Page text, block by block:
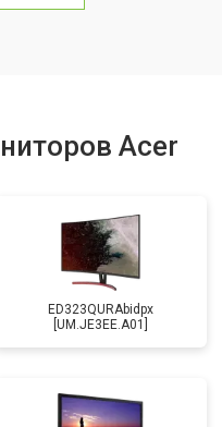
Acer
ED323QURAbidpx
[UM.JE3EE.A01]